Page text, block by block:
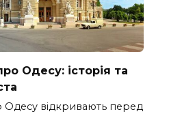
Одесу: історія та
Одесу відкривають перед